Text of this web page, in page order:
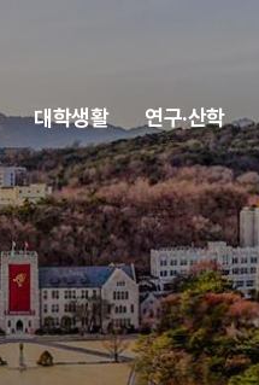
대학생활 연구·산학